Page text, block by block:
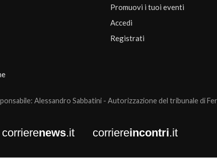
Promuovi i tuoi eventi
Accedi
Registrati
Alessandro Sabbatini - Autorizzazione del tribunale di
corrierenews.it corriereincontri.it